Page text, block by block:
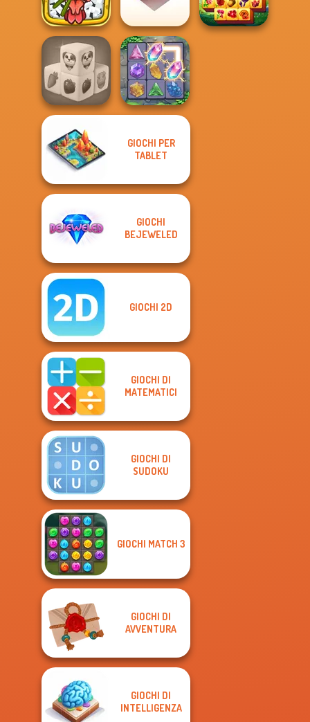
Trio Solitaire
Wizards Match
Egg Adventure
Giant Sushi:
Merge Master
Game
Folding Blocks
Puzzle
Farm Mahjong
3D
GIOCHI PER
TABLET
GIOCHI
BEJEWELED
GIOCHI 2D
GIOCHI DI
MATEMATICI
GIOCHI DI
SUDOKU
GIOCHI MATCH 3
GIOCHI DI
AVVENTURA
GIOCHI DI
INTELLIGENZA